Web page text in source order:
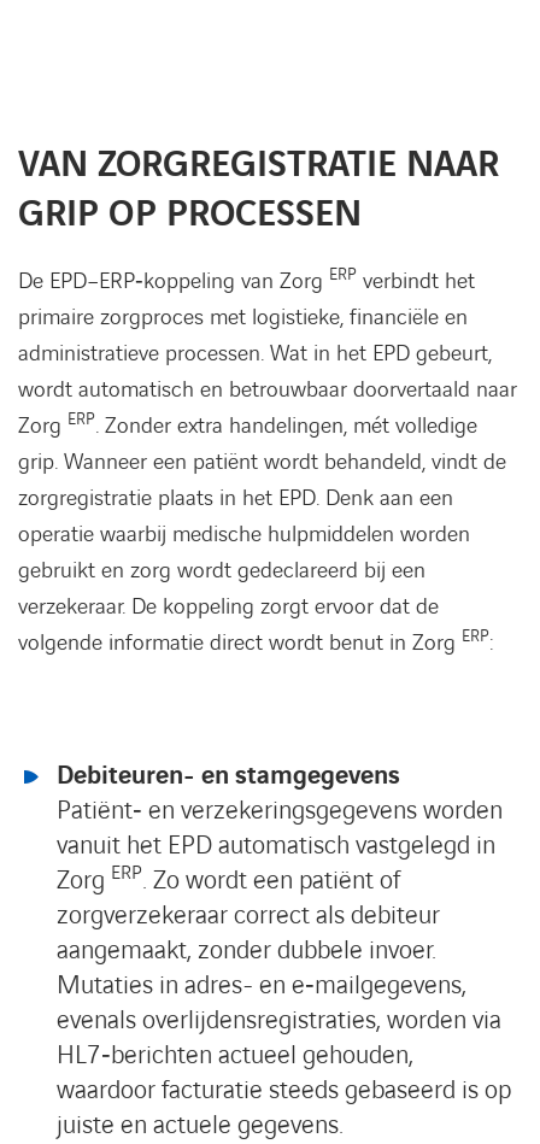
Werken bij Axians
VAN ZORGREGISTRATIE NAAR
GRIP OP PROCESSEN
De EPD–ERP‑koppeling van Zorg ERP verbindt het
primaire zorgproces met logistieke, financiële en
administratieve processen. Wat in het EPD gebeurt,
wordt automatisch en betrouwbaar doorvertaald naar
Zorg ERP. Zonder extra handelingen, mét volledige
grip. Wanneer een patiënt wordt behandeld, vindt de
zorgregistratie plaats in het EPD. Denk aan een
operatie waarbij medische hulpmiddelen worden
gebruikt en zorg wordt gedeclareerd bij een
verzekeraar. De koppeling zorgt ervoor dat de
volgende informatie direct wordt benut in Zorg ERP:
Debiteuren- en stamgegevens
Patiënt‑ en verzekeringsgegevens worden
vanuit het EPD automatisch vastgelegd in
Zorg ERP. Zo wordt een patiënt of
zorgverzekeraar correct als debiteur
aangemaakt, zonder dubbele invoer.
Mutaties in adres- en e‑mailgegevens,
evenals overlijdensregistraties, worden via
HL7‑berichten actueel gehouden,
waardoor facturatie steeds gebaseerd is op
juiste en actuele gegevens.